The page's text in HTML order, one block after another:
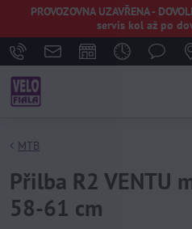
PROVOZOVNA UZAVŘENA -
servis kol až po
MTB
Přilba R2 VENTU
58-61 cm